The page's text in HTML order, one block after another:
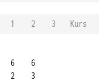
1 2 3
Kurs
6
2
6
3